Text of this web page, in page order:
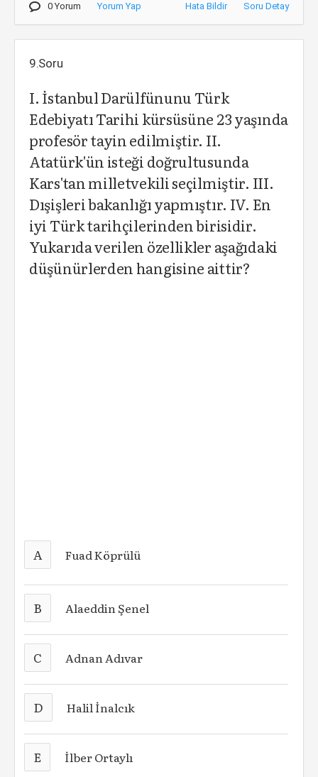
0 Yorum Yorum Yap Hata Bildir Soru Detay
9.Soru
I. İstanbul Darülfünunu Türk
Edebiyatı Tarihi kürsüsüne 23 yaşında
profesör tayin edilmiştir. II.
Atatürk'ün isteği doğrultusunda
Kars'tan milletvekili seçilmiştir. III.
Dışişleri bakanlığı yapmıştır. IV. En
iyi Türk tarihçilerinden birisidir.
Yukarıda verilen özellikler aşağıdaki
düşünürlerden hangisine aittir?
A Fuad Köprülü
B Alaeddin Şenel
C Adnan Adıvar
D Halil İnalcık
E İlber Ortaylı